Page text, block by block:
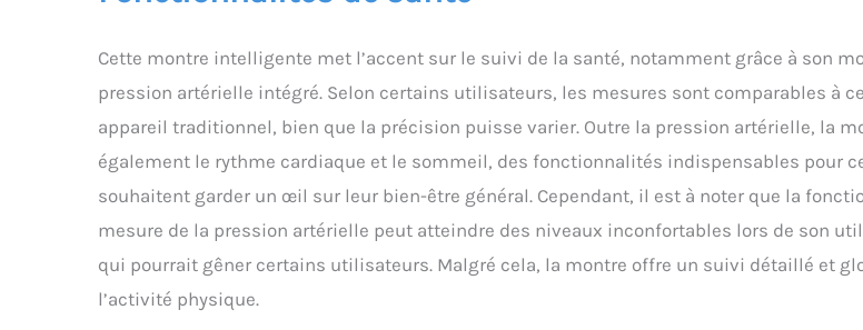
Cette montre intelligente met l’accent sur le suivi de la santé, notamment grâce à son
pression artérielle intégré. Selon certains utilisateurs, les mesures sont comparables à
appareil traditionnel, bien que la précision puisse varier. Outre la pression artérielle, la
également le rythme cardiaque et le sommeil, des fonctionnalités indispensables pour
souhaitent garder un œil sur leur bien-être général. Cependant, il est à noter que la
mesure de la pression artérielle peut atteindre des niveaux inconfortables lors de son
qui pourrait gêner certains utilisateurs. Malgré cela, la montre offre un suivi détaillé et
l’activité physique.